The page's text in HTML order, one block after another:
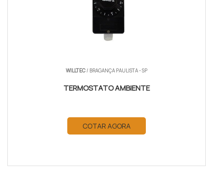
WILLTEC/ BRAGANÇA PAULISTA - SP
TERMOSTATO AMBIENTE
COTAR AGORA